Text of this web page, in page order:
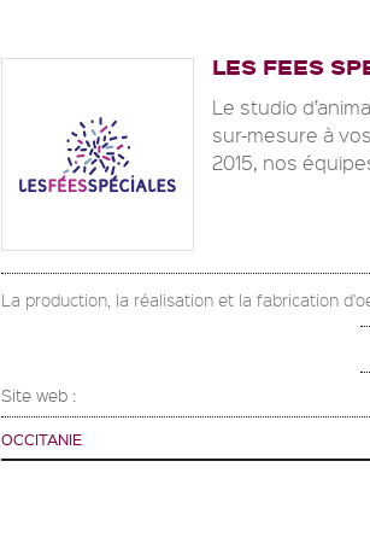
LES FEES
Le studio
sur-mesure à
2015, nos
La production, la réalisation et la fabrication
Site web :
OCCITANIE